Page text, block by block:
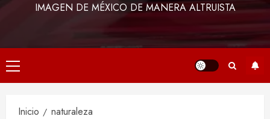
IMAGEN DE MÉXICO DE MANERA ALTRUISTA
Menú
principal
Inicio naturaleza